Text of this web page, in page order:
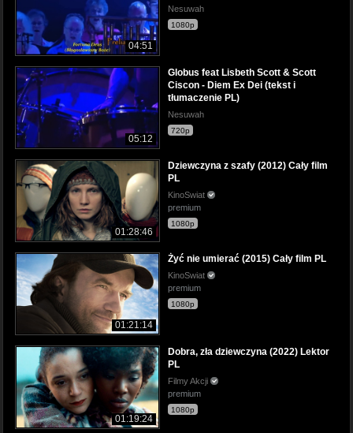
04:51
Nesuwah
1080p
05:12
Globus feat Lisbeth Scott & Scott
Ciscon - Diem Ex Dei (tekst i
tłumaczenie PL)
Nesuwah
720p
01:28:46
Dziewczyna z szafy (2012) Cały film
PL
KinoSwiat
premium
1080p
01:21:14
Żyć nie umierać (2015) Cały film PL
KinoSwiat
premium
1080p
01:19:24
Dobra, zła dziewczyna (2022) Lektor
PL
Filmy Akcji
premium
1080p